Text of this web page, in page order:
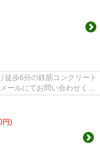
徒歩6分の鉄筋コンクリート
円)